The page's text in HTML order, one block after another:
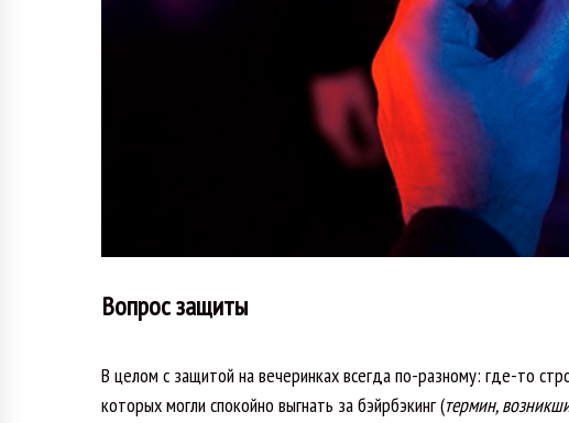
Вопрос защиты
В целом с защитой на вечеринках всегда по-разному: где-то
которых могли спокойно выгнать за бэйрбэкинг (термин,